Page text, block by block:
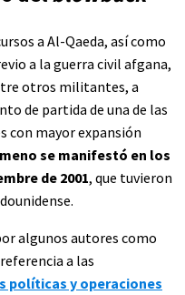
a Al-Qaeda, así como
a la guerra civil afgana,
otros militantes, a
de partida de una de las
con mayor expansión
se manifestó en los
de 2001, que tuvieron
algunos autores como
a las
políticas y operaciones